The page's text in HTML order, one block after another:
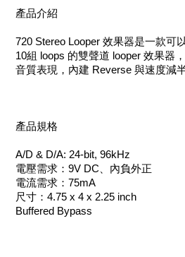
產品介紹
720 Stereo Looper 效果器是一款可
10組 loops 的雙聲道 looper 效果器
音質表現，內建 Reverse 與速度減
產品規格
A/D & D/A: 24-bit, 96kHz
電壓需求：9V DC、內負外正
電流需求：75mA
尺寸：4.75 x 4 x 2.25 inch
Buffered Bypass